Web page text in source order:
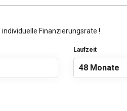
Finanzierungsrate !
Laufzeit